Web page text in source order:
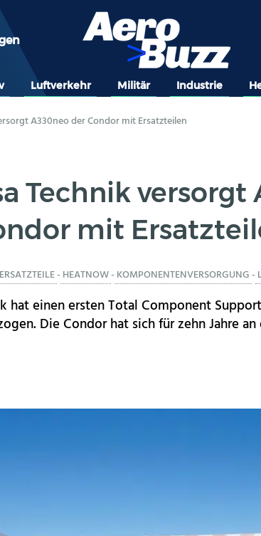
Luftverkehr Militär Industrie
A330neo der Condor mit Ersatzteilen
Technik versorgt
mit
ERSATZTEILE- HEATNOW- KOMPONENTENVERSORGUNG-
hat einen ersten Total Component
Die Condor hat sich für zehn Jahre